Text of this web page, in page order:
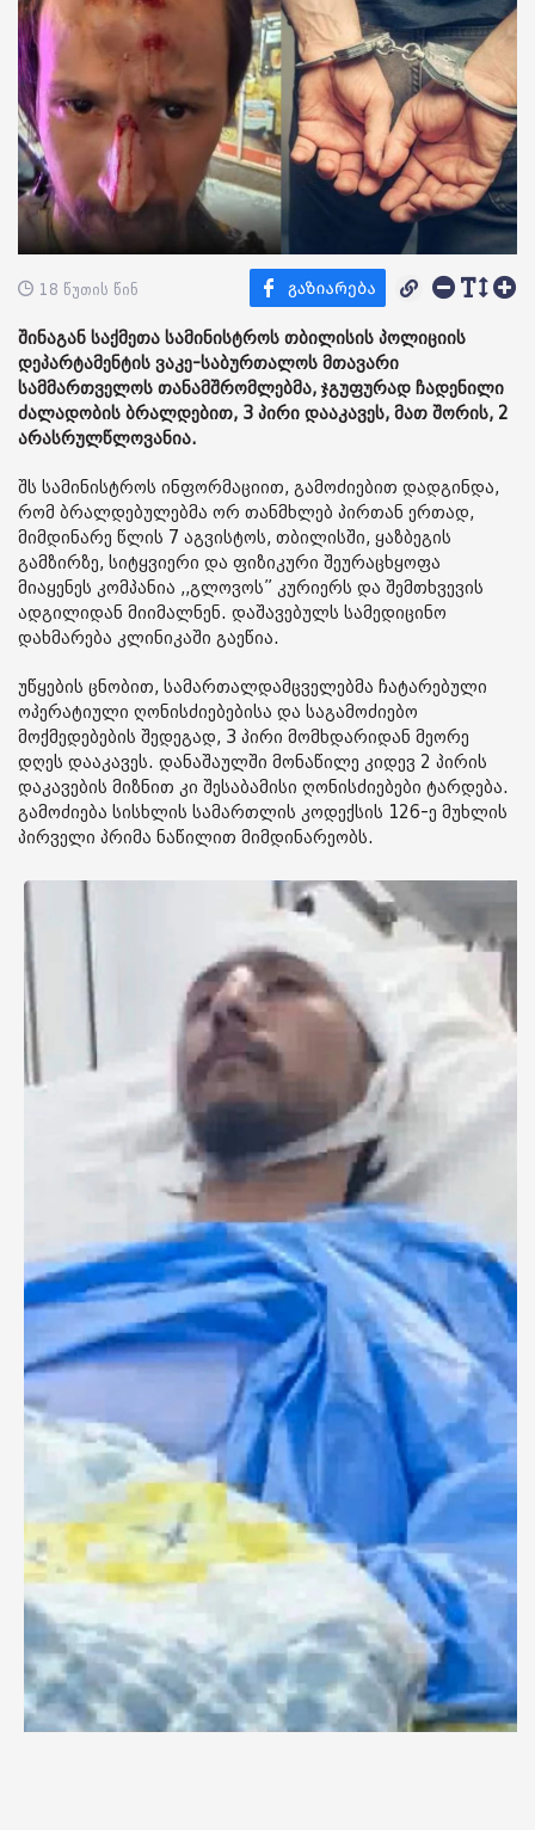
18 წუთის წინ
შინაგან საქმეთა სამინისტროს თბილისის პოლიციის
დეპარტამენტის ვაკე-საბურთალოს მთავარი
სამმართველოს თანამშრომლებმა, ჯგუფურად ჩადენილი
ძალადობის ბრალდებით, 3 პირი დააკავეს, მათ შორის, 2
არასრულწლოვანია.
შს სამინისტროს ინფორმაციით, გამოძიებით დადგინდა,
რომ ბრალდებულებმა ორ თანმხლებ პირთან ერთად,
მიმდინარე წლის 7 აგვისტოს, თბილისში, ყაზბეგის
გამზირზე, სიტყვიერი და ფიზიკური შეურაცხყოფა
მიაყენეს კომპანია ,,გლოვოს” კურიერს და შემთხვევის
ადგილიდან მიიმალნენ. დაშავებულს სამედიცინო
დახმარება კლინიკაში გაეწია.
უწყების ცნობით, სამართალდამცველებმა ჩატარებული
ოპერატიული ღონისძიებებისა და საგამოძიებო
მოქმედებების შედეგად, 3 პირი მომხდარიდან მეორე
დღეს დააკავეს. დანაშაულში მონაწილე კიდევ 2 პირის
დაკავების მიზნით კი შესაბამისი ღონისძიებები ტარდება.
გამოძიება სისხლის სამართლის კოდექსის 126-ე მუხლის
პირველი პრიმა ნაწილით მიმდინარეობს.